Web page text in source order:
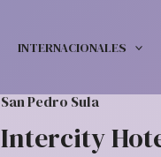
INTERNACIONALES
San Pedro Sula
Intercity